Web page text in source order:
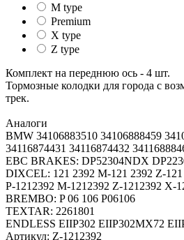
M type
Premium
X type
Z type
Комплект на переднюю ось - 4 шт.
Тормозные колодки для города c
трек.
Аналоги
BMW 34106883510 34106888459
34116874431 34116874432
EBC BRAKES: DP52304NDX
DIXCEL: 121 2392 M-121 2392 Z-
P-1212392 M-1212392 Z-1212392 X-
BREMBO: P 06 106 P06106
TEXTAR: 2261801
ENDLESS EIIP302 EIIP302MX72
Артикул: Z-1212392